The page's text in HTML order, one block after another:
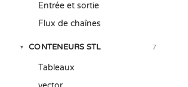
Entrée et sortie
Flux de chaînes
▾ CONTENEURS STL 7
Tableaux